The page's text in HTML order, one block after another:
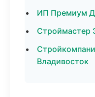
ИП Премиум
Строймастер
Владивосток